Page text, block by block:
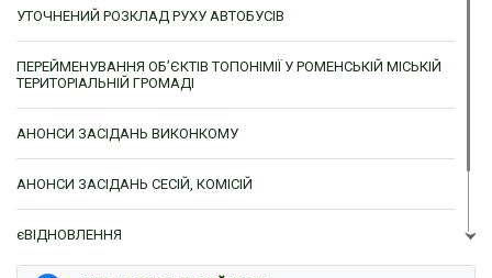
УТОЧНЕНИЙ РОЗКЛАД РУХУ АВТОБУСІВ
ПЕРЕЙМЕНУВАННЯ ОБ’ЄКТІВ ТОПОНІМІЇ У РОМЕНСЬКІЙ МІСЬКІЙ
ТЕРИТОРІАЛЬНІЙ ГРОМАДІ
АНОНСИ ЗАСІДАНЬ ВИКОНКОМУ
АНОНСИ ЗАСІДАНЬ СЕСІЙ, КОМІСІЙ
єВІДНОВЛЕННЯ